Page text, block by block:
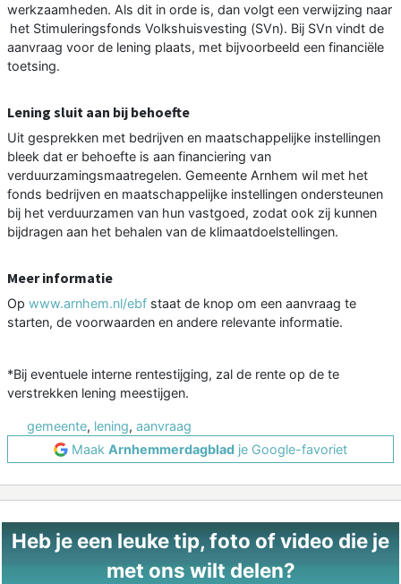
werkzaamheden. Als dit in orde is, dan volgt een verwijzing naar
het Stimuleringsfonds Volkshuisvesting (SVn). Bij SVn vindt de
aanvraag voor de lening plaats, met bijvoorbeeld een financiële
toetsing.
Lening sluit aan bij behoefte
Uit gesprekken met bedrijven en maatschappelijke instellingen
bleek dat er behoefte is aan financiering van
verduurzamingsmaatregelen. Gemeente Arnhem wil met het
fonds bedrijven en maatschappelijke instellingen ondersteunen
bij het verduurzamen van hun vastgoed, zodat ook zij kunnen
bijdragen aan het behalen van de klimaatdoelstellingen.
Meer informatie
Op www.arnhem.nl/ebf staat de knop om een aanvraag te
starten, de voorwaarden en andere relevante informatie.
*Bij eventuele interne rentestijging, zal de rente op de te
verstrekken lening meestijgen.
gemeente, lening, aanvraag
Maak Arnhemmerdagblad je Google-favoriet
Heb je een leuke tip, foto of video die je
met ons wilt delen?